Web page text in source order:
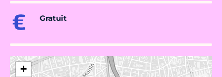
Gratuit
+